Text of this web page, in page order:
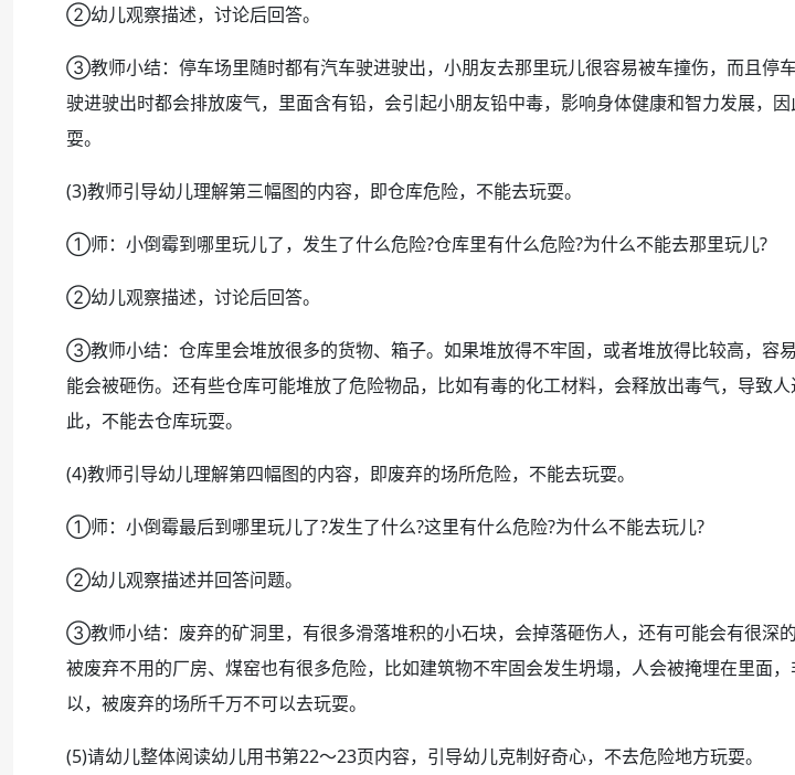
②幼儿观察描述，讨论后回答。
③教师小结：停车场里随时都有汽车驶进驶出，小朋友去那里玩儿很容易被车撞伤，而且停车
驶进驶出时都会排放废气，里面含有铅，会引起小朋友铅中毒，影响身体健康和智力发展，
耍。
(3)教师引导幼儿理解第三幅图的内容，即仓库危险，不能去玩耍。
①师：小倒霉到哪里玩儿了，发生了什么危险?仓库里有什么危险?为什么不能去那里玩儿?
②幼儿观察描述，讨论后回答。
③教师小结：仓库里会堆放很多的货物、箱子。如果堆放得不牢固，或者堆放得比较高，容
能会被砸伤。还有些仓库可能堆放了危险物品，比如有毒的化工材料，会释放出毒气，导致
此，不能去仓库玩耍。
(4)教师引导幼儿理解第四幅图的内容，即废弃的场所危险，不能去玩耍。
①师：小倒霉最后到哪里玩儿了?发生了什么?这里有什么危险?为什么不能去玩儿?
②幼儿观察描述并回答问题。
③教师小结：废弃的矿洞里，有很多滑落堆积的小石块，会掉落砸伤人，还有可能会有很深的
被废弃不用的厂房、煤窑也有很多危险，比如建筑物不牢固会发生坍塌，人会被掩埋在里面
以，被废弃的场所千万不可以去玩耍。
(5)请幼儿整体阅读幼儿用书第22～23页内容，引导幼儿克制好奇心，不去危险地方玩耍。